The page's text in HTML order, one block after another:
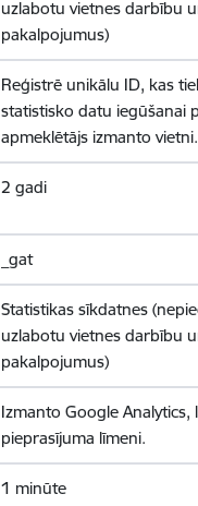
uzlabotu vietnes darbību
pakalpojumus)
Reģistrē unikālu ID, kas
statistisko datu iegūšanai
apmeklētājs izmanto vietni.
2 gadi
_gat
Statistikas sīkdatnes
uzlabotu vietnes darbību
pakalpojumus)
Izmanto Google Analytics,
pieprasījuma līmeni.
1 minūte